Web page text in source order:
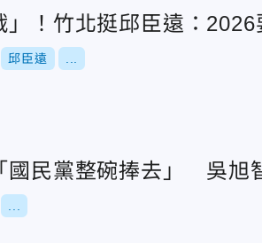
！竹北挺邱臣遠：2026
邱臣遠
國民黨整碗捧去」 吳旭